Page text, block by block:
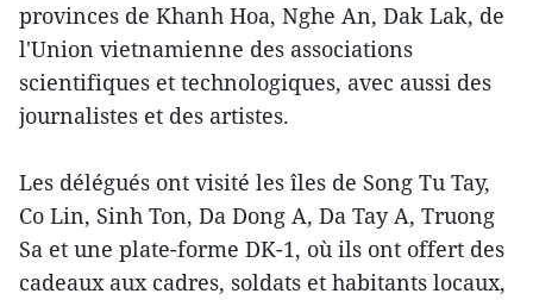
provinces de Khanh Hoa, Nghe An, Dak Lak, de
l'Union vietnamienne des associations
scientifiques et technologiques, avec aussi des
journalistes et des artistes.
Les délégués ont visité les îles de Song Tu Tay,
Co Lin, Sinh Ton, Da Dong A, Da Tay A, Truong
Sa et une plate-forme DK-1, où ils ont offert des
cadeaux aux cadres, soldats et habitants locaux,